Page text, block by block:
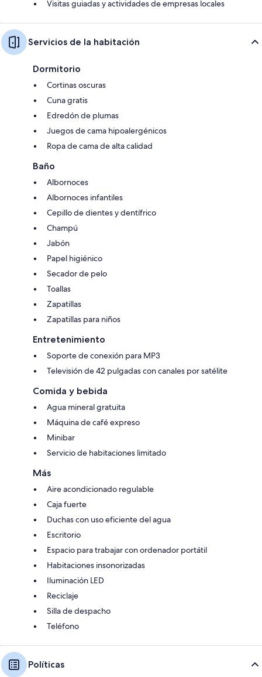
Visitas guiadas y actividades de empresas locales
Servicios de la habitación
Dormitorio
Cortinas oscuras
Cuna gratis
Edredón de plumas
Juegos de cama hipoalergénicos
Ropa de cama de alta calidad
Baño
Albornoces
Albornoces infantiles
Cepillo de dientes y dentífrico
Champú
Jabón
Papel higiénico
Secador de pelo
Toallas
Zapatillas
Zapatillas para niños
Entretenimiento
Soporte de conexión para MP3
Televisión de 42 pulgadas con canales por satélite
Comida y bebida
Agua mineral gratuita
Máquina de café expreso
Minibar
Servicio de habitaciones limitado
Más
Aire acondicionado regulable
Caja fuerte
Duchas con uso eficiente del agua
Escritorio
Espacio para trabajar con ordenador portátil
Habitaciones insonorizadas
Iluminación LED
Reciclaje
Silla de despacho
Teléfono
Políticas